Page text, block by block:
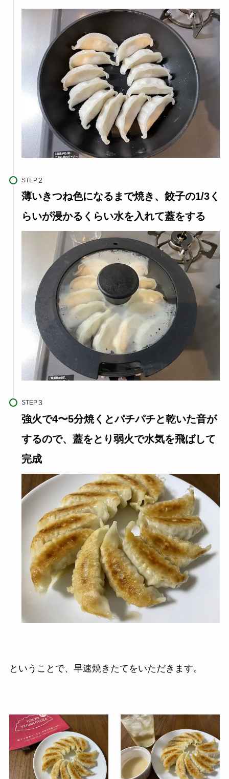
STEP
薄いきつね色になるまで焼き、餃子の1/3く
らいが浸かるくらい水を入れて蓋をする
STEP
強火で4〜5分焼くとパチパチと乾いた音が
するので、蓋をとり弱火で水気を飛ばして
完成
ということで、早速焼きたてをいただきます。